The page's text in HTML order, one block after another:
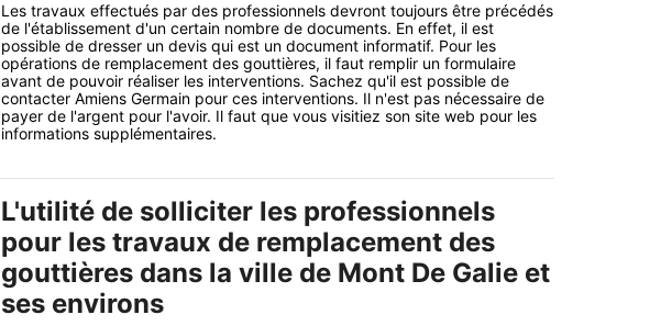
Les travaux effectués par des professionnels devront toujours être précédés
de l'établissement d'un certain nombre de documents. En effet, il est
possible de dresser un devis qui est un document informatif. Pour les
opérations de remplacement des gouttières, il faut remplir un formulaire
avant de pouvoir réaliser les interventions. Sachez qu'il est possible de
contacter Amiens Germain pour ces interventions. Il n'est pas nécessaire de
payer de l'argent pour l'avoir. Il faut que vous visitiez son site web pour les
informations supplémentaires.
L'utilité de solliciter les professionnels
pour les travaux de remplacement des
gouttières dans la ville de Mont De Galie et
ses environs